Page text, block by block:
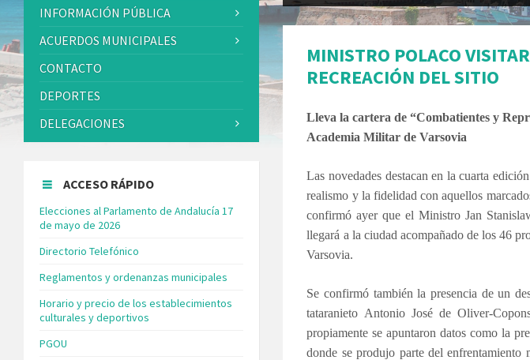
MINISTRO POLACO
RECREACIÓN DEL SITIO
Lleva la cartera de “Combatientes y
Academia Militar de Varsovia
Las novedades destacan en la cuarta
realismo y la fidelidad con aquellos
confirmó ayer que el Ministro Jan
llegará a la ciudad acompañado de los 46
Varsovia.
Se confirmó también la presencia de un
tataranieto Antonio José de Oliver-
propiamente se apuntaron datos como la
donde se produjo parte del enfrentamiento
INFORMACIÓN PÚBLICA
ACUERDOS MUNICIPALES
CONTACTO
DEPORTES
DELEGACIONES
ACCESO RÁPIDO
Elecciones al Parlamento de Andalucía 17
de mayo de 2026
Directorio Telefónico
Reglamentos y ordenanzas municipales
Horario y precio de los establecimientos
culturales y deportivos
PGOU